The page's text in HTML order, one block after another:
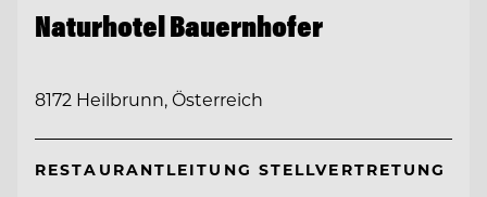
Naturhotel Bauernhofer
8172 Heilbrunn, Österreich
RESTAURANTLEITUNG STELLVERTRETUNG